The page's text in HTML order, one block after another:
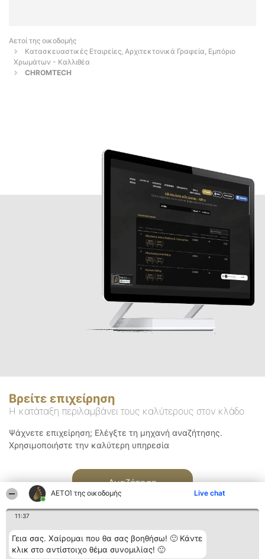
ΑΕΤΟΊ της οικοδομής Live chat
11:37
Γεια σας. Χαίρομαι που θα σας βοηθήσω! 🙂 Κάντε
κλικ στο αντίστοιχο θέμα συνομιλίας! 🙂
Αετοί της οικοδομής
Κατασκευαστικές Εταιρείες, Αρχιτεκτονικά Γραφεία, Εμπόριο
Χρωμάτων - Καλλιθέα
CHROMTECH
Βρείτε επιχείρηση
Η κατάταξη περιλαμβάνει τους καλύτερους στον κλάδο
Ψάχνετε επιχείρηση; Ελέγξτε τη μηχανή αναζήτησης.
Χρησιμοποιήστε την καλύτερη υπηρεσία
Αναζήτηση